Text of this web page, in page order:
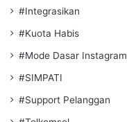
#Integrasikan
#Kuota Habis
#Mode Dasar Instagram
#SIMPATI
#Support Pelanggan